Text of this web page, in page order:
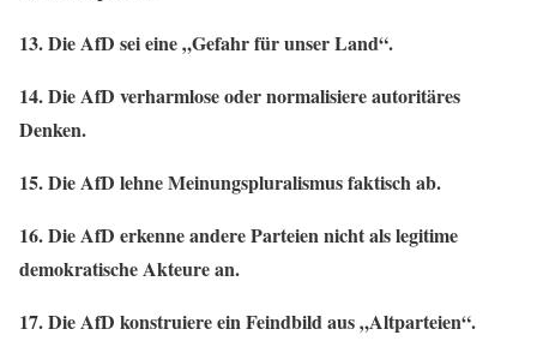
13. Die AfD sei eine „Gefahr für unser Land“.
14. Die AfD verharmlose oder normalisiere autoritäres
Denken.
15. Die AfD lehne Meinungspluralismus faktisch ab.
16. Die AfD erkenne andere Parteien nicht als legitime
demokratische Akteure an.
17. Die AfD konstruiere ein Feindbild aus „Altparteien“.